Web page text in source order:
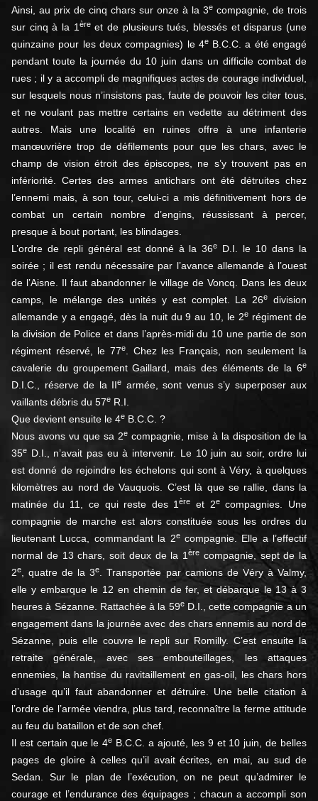
Ainsi, au prix de cinq chars sur onze à la 3e compagnie, de trois
sur cinq à la 1 èreet de plusieurs tués, blessés et disparus (une
quinzaine pour les deux compagnies) le 4eB.C.C. a été engagé
pendant toute la journée du 10 juin dans un difficile combat de
rues ; il y a accompli de magnifiques actes de courage individuel,
sur lesquels nous n’insistons pas, faute de pouvoir les citer tous,
et ne voulant pas mettre certains en vedette au détriment des
autres. Mais une localité en ruines offre à une infanterie
manœuvrière trop de défilements pour que les chars, avec le
champ de vision étroit des épiscopes, ne s’y trouvent pas en
infériorité. Certes des armes antichars ont été détruites chez
l’ennemi mais, à son tour, celui-ci a mis définitivement hors de
combat un certain nombre d’engins, réussissant à percer,
presque à bout portant, les blindages.
L’ordre de repli général est donné à la 36e
D.I. le 10 dans la
soirée ; il est rendu nécessaire par l’avance allemande à l’ouest
de l’Aisne. Il faut abandonner le village de Voncq. Dans les deux
camps, le mélange des unités y est complet. La 26e
division
allemande y a engagé, dès la nuit du 9 au 10, le 2e régiment de
la division de Police et dans l’après-midi du 10 une partie de son
régiment réservé, le 77e
. Chez les Français, non seulement la
cavalerie du groupement Gaillard, mais des éléments de la 6e
D.I.C., réserve de la IIe armée, sont venus s’y superposer aux
vaillants débris du 57e R.I.
Que devient ensuite le 4e B.C.C. ?
Nous avons vu que sa 2e compagnie, mise à la disposition de la
35e D.I., n’avait pas eu à intervenir. Le 10 juin au soir, ordre lui
est donné de rejoindre les échelons qui sont à Véry, à quelques
kilomètres au nord de Vauquois. C’est là que se rallie, dans la
matinée du 11, ce qui reste des 1ère et 2ecompagnies. Une
compagnie de marche est alors constituée sous les ordres du
lieutenant Lucca, commandant la 2ecompagnie. Elle a l’effectif
normal de 13 chars, soit deux de la 1 ère compagnie, sept de la
2e , quatre de la 3e
. Transportée par camions de Véry à Valmy,
elle y embarque le 12 en chemin de fer, et débarque le 13 à 3
heures à Sézanne. Rattachée à la 59eD.I., cette compagnie a un
engagement dans la journée avec des chars ennemis au nord de
Sézanne, puis elle couvre le repli sur Romilly. C’est ensuite la
retraite générale, avec ses embouteillages, les attaques
ennemies, la hantise du ravitaillement en gas-oil, les chars hors
d’usage qu’il faut abandonner et détruire. Une belle citation à
l’ordre de l’armée viendra, plus tard, reconnaître la ferme attitude
au feu du bataillon et de son chef.
Il est certain que le 4e B.C.C. a ajouté, les 9 et 10 juin, de belles
pages de gloire à celles qu’il avait écrites, en mai, au sud de
Sedan. Sur le plan de l’exécution, on ne peut qu’admirer le
courage et l’endurance des équipages ; chacun a accompli son